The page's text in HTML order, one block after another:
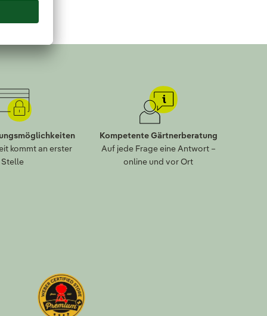
kommt an erster
Stelle
Kompetente Gärtnerberatung
Auf jede Frage eine Antwort –
online und vor Ort